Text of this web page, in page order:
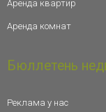
Аренда квартир
Аренда комнат
Бюллетень
Реклама у нас